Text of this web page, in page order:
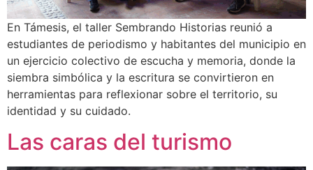
En Támesis, el taller Sembrando Historias reunió a
estudiantes de periodismo y habitantes del municipio en
un ejercicio colectivo de escucha y memoria, donde la
siembra simbólica y la escritura se convirtieron en
herramientas para reflexionar sobre el territorio, su
identidad y su cuidado.
Las caras del turismo